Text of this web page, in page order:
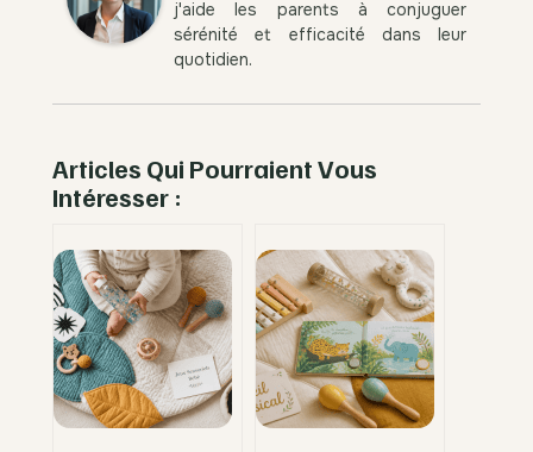
j'aide les parents à conjuguer
sérénité et efficacité dans leur
quotidien.
Articles Qui Pourraient Vous
Intéresser :